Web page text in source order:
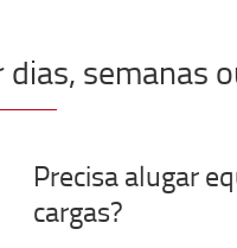
semanas
Precisa alugar
cargas?